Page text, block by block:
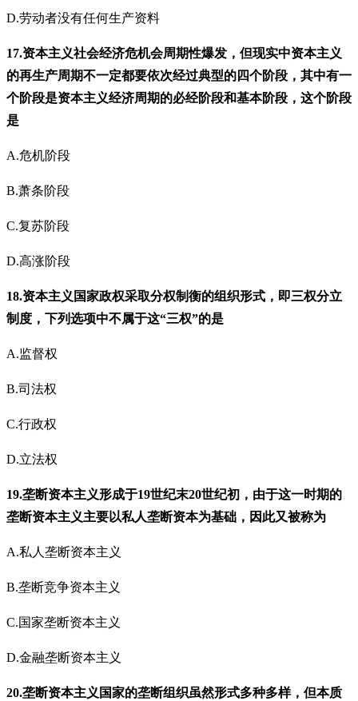
D.劳动者没有任何生产资料
17.资本主义社会经济危机会周期性爆发，但现实中资本主义
的再生产周期不一定都要依次经过典型的四个阶段，其中有一
个阶段是资本主义经济周期的必经阶段和基本阶段，这个阶段
是
A.危机阶段
B.萧条阶段
C.复苏阶段
D.高涨阶段
18.资本主义国家政权采取分权制衡的组织形式，即三权分立
制度，下列选项中不属于这“三权”的是
A.监督权
B.司法权
C.行政权
D.立法权
19.垄断资本主义形成于19世纪末20世纪初，由于这一时期的
垄断资本主义主要以私人垄断资本为基础，因此又被称为
A.私人垄断资本主义
B.垄断竞争资本主义
C.国家垄断资本主义
D.金融垄断资本主义
20.垄断资本主义国家的垄断组织虽然形式多种多样，但本质